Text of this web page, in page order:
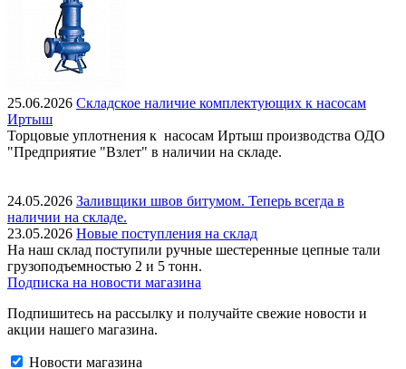
25.06.2026 Складское наличие комплектующих к насосам
Иртыш
Торцовые уплотнения к насосам Иртыш производства ОДО
"Предприятие "Взлет" в наличии на складе.
24.05.2026 Заливщики швов битумом. Теперь всегда в
наличии на складе.
23.05.2026 Новые поступления на склад
На наш склад поступили ручные шестеренные цепные тали
грузоподъемностью 2 и 5 тонн.
Подписка на новости магазина
Подпишитесь на рассылку и получайте свежие новости и
акции нашего магазина.
Новости магазина